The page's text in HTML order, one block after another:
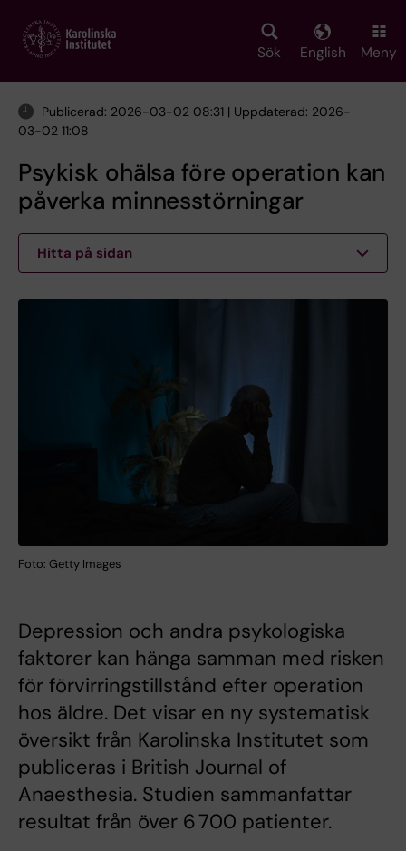
main
Sök English Meny
Publicerad: 2026-03-02 08:31 | Uppdaterad: 2026-
03-02 11:08
Psykisk ohälsa före operation kan
påverka minnesstörningar
Hitta på sidan
Foto: Getty Images
Depression och andra psykologiska
faktorer kan hänga samman med risken
för förvirringstillstånd efter operation
hos äldre. Det visar en ny systematisk
översikt från Karolinska Institutet som
publiceras i British Journal of
Anaesthesia. Studien sammanfattar
resultat från över 6 700 patienter.